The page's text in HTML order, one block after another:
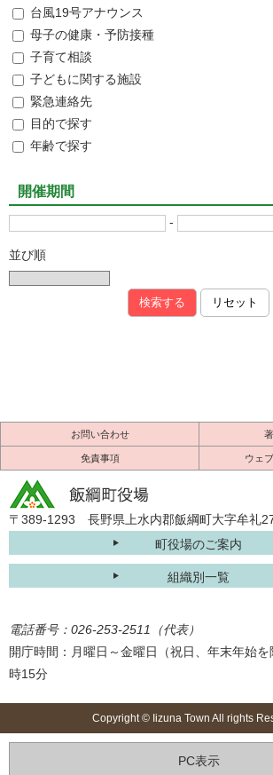
台風19号アナウンス
母子の健康・予防接種
子育て相談
子どもに関する施設
緊急連絡先
目的で探す
年齢で探す
開催期間
-
並び順
お問い合わせ
免責事項 ウェ
〒389-1293 長野県上水内郡飯綱町大字牟礼
町役場のご案内
組織別一覧
電話番号：026-253-2511（代表）
開庁時間：月曜日～金曜日（祝日、年末年始
時15分
Copyright © Iizuna Town All rights
PC表示